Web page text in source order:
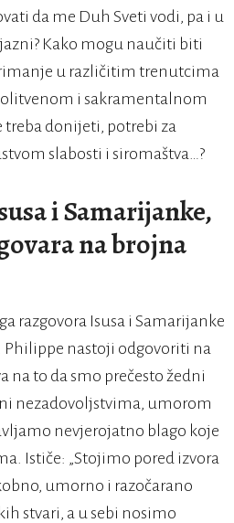
da me Duh Sveti vodi, pa i u
Kako mogu naučiti biti
u različitim trenutcima
i sakramentalnom
donijeti, potrebi za
slabosti i siromaštva…?
i Samarijanke,
na brojna
razgovora Isusa i Samarijanke
Philippe nastoji odgovoriti na
na to da smo prečesto žedni
nezadovoljstvima, umorom
nevjerojatno blago koje
Ističe: „Stojimo pored izvora
umorno i razočarano
stvari, a u sebi nosimo